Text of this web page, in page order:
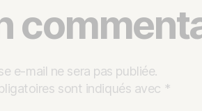
e-mail ne sera pas publiée.
sont indiqués avec *